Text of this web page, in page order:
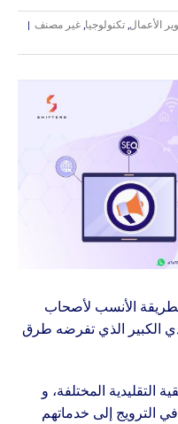
الأعمال, تكنولوجيا, غير مصنف |
الأنسب لأصحاب
الكبير الذي تفرضه طرق
التقليدية المختلفة، و
الترويج إلى خدماتهم